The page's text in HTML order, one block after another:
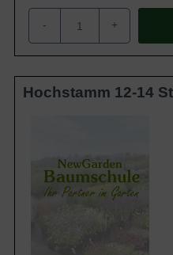
- +
Hochstamm 12-14